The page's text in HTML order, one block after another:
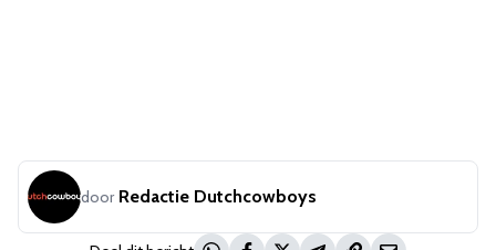
door Redactie Dutchcowboys